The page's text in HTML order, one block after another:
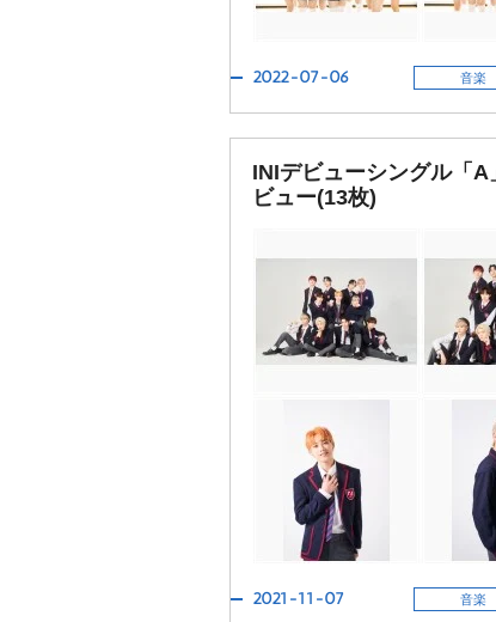
2022-07-06 音楽
INIデビューシングル「A
ビュー(13枚)
2021-11-07 音楽